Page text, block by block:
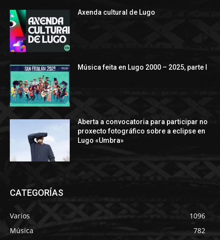
Axenda cultural de Lugo
Música feita en Lugo 2000 – 2025, parte I
Aberta a convocatoria para participar no
proxecto fotográfico sobre a eclipse en
Lugo «Umbra»
CATEGORÍAS
Varios
1096
Música
782